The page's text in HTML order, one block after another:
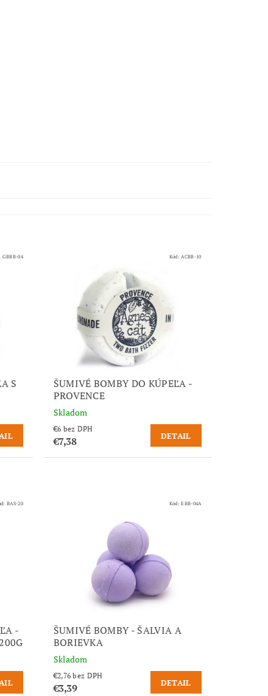
GBBB-04
S
Kód: ACBB-10
ŠUMIVÉ BOMBY DO KÚPEĽA -
PROVENCE
Skladom
€6 bez DPH
€7,38 DETAIL
BAS-20
-
Kód:EBB-04A
ŠUMIVÉ BOMBY - ŠALVIA A
BORIEVKA
Skladom
€2,76 bez DPH
€3,39 DETAIL